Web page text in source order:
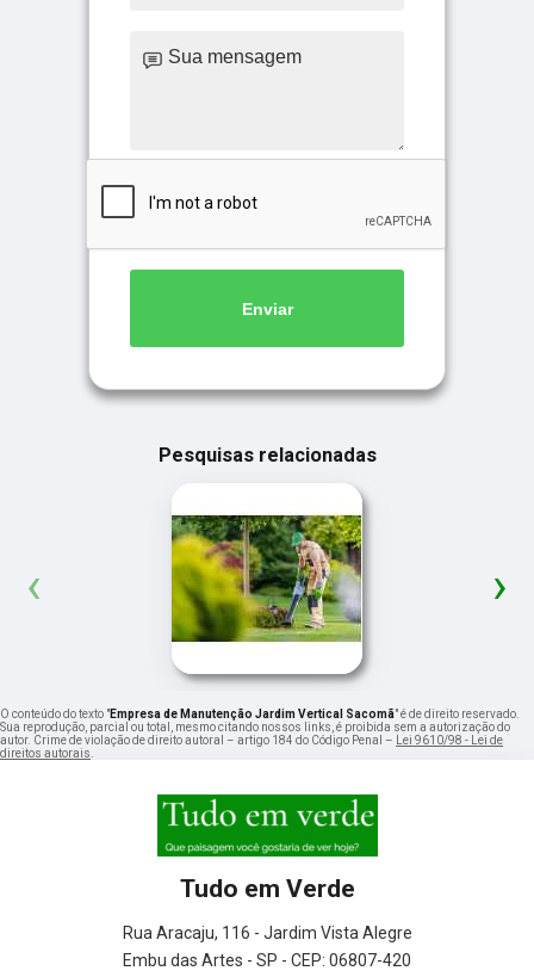
Enviar
Pesquisas relacionadas
‹ ›
O conteúdo do texto "Empresa de Manutenção Jardim Vertical Sacomã" é de direito reservado.
Sua reprodução, parcial ou total, mesmo citando nossos links, é proibida sem a autorização do
autor. Crime de violação de direito autoral – artigo 184 do Código Penal – Lei 9610/98 - Lei de
direitos autorais.
Tudo em Verde
Rua Aracaju, 116 - Jardim Vista Alegre
Embu das Artes - SP - CEP: 06807-420